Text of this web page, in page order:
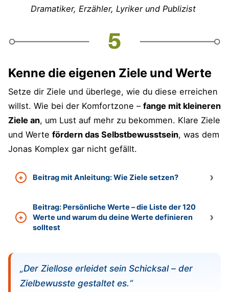
Dramatiker, Erzähler, Lyriker und Publizist
Kenne die eigenen Ziele und Werte
Setze dir Ziele und überlege, wie du diese erreichen
willst. Wie bei der Komfortzone – fange mit kleineren
Ziele an, um Lust auf mehr zu bekommen. Klare Ziele
und Werte fördern das Selbstbewusstsein, was dem
Jonas Komplex gar nicht gefällt.
Beitrag mit Anleitung: Wie Ziele setzen?
Beitrag: Persönliche Werte – die Liste der 120
Werte und warum du deine Werte definieren
solltest
„Der Ziellose erleidet sein Schicksal – der
Zielbewusste gestaltet es.“